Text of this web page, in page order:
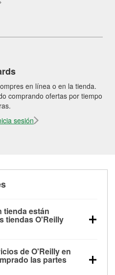
en línea o en la tienda.
comprando ofertas por tiempo
sesión
tienda están
tiendas O'Reilly
de alternador y
de la luz “Check Engine”
de O'Reilly en
las partes